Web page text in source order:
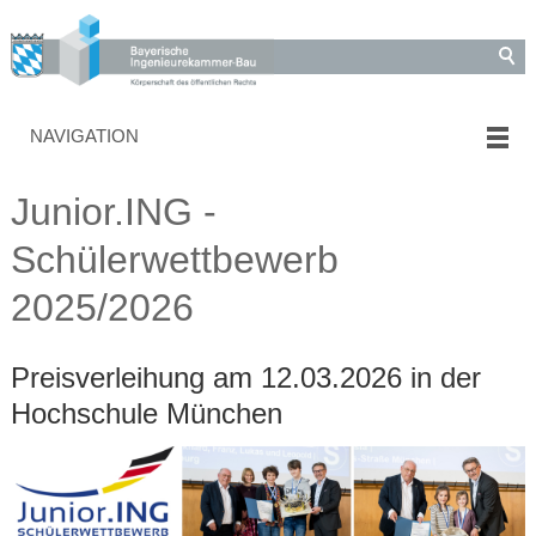
NAVIGATION
Junior.ING -
Schülerwettbewerb
2025/2026
Preisverleihung am 12.03.2026 in der
Hochschule München